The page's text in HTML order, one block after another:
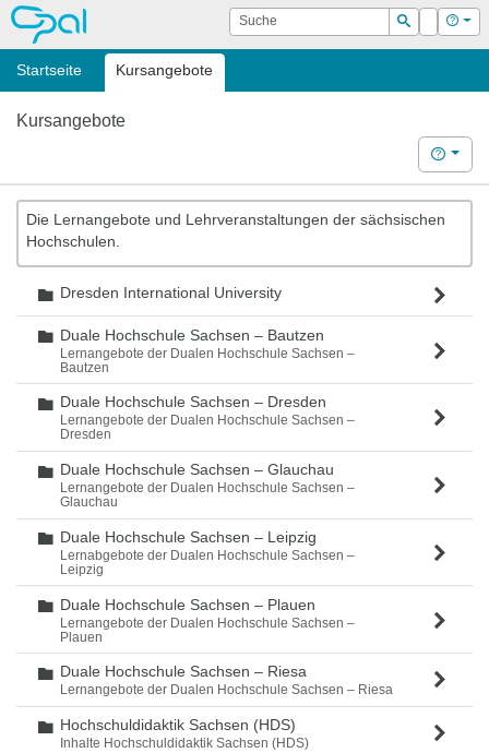
OPAL Suche
Suchen
Login Hilfe
Startseite Kursangebote
Kursangebote
Hilfe
Die Lernangebote und Lehrveranstaltungen der sächsischen
Hochschulen.
Ordner
Dresden International University
Ordner
Duale Hochschule Sachsen – Bautzen
Lernangebote der Dualen Hochschule Sachsen –
Bautzen
Ordner
Duale Hochschule Sachsen – Dresden
Lernangebote der Dualen Hochschule Sachsen –
Dresden
Ordner
Duale Hochschule Sachsen – Glauchau
Lernangebote der Dualen Hochschule Sachsen –
Glauchau
Ordner
Duale Hochschule Sachsen – Leipzig
Lernabgebote der Dualen Hochschule Sachsen –
Leipzig
Ordner
Duale Hochschule Sachsen – Plauen
Lernangebote der Dualen Hochschule Sachsen –
Plauen
Ordner
Duale Hochschule Sachsen – Riesa
Lernangebote der Dualen Hochschule Sachsen – Riesa
Ordner
Hochschuldidaktik Sachsen (HDS)
Inhalte Hochschuldidaktik Sachsen (HDS)